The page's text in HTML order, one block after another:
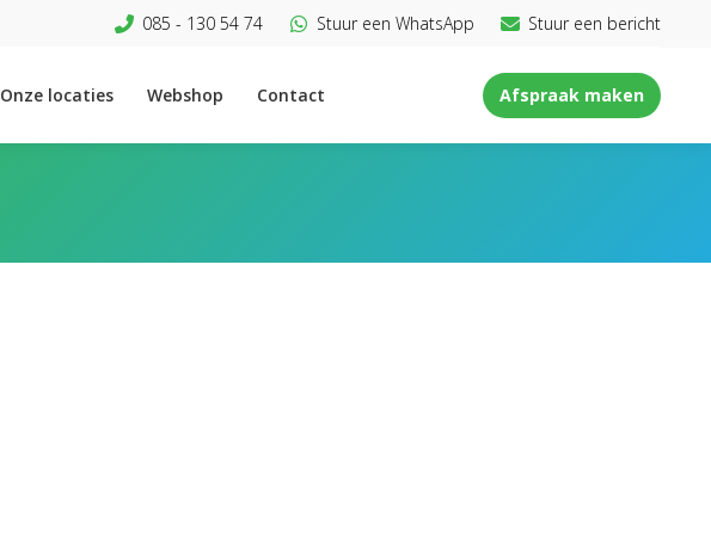
085 - 130 54 74 Stuur een WhatsApp Stuur een bericht
Onze locaties Webshop Contact Afspraak maken